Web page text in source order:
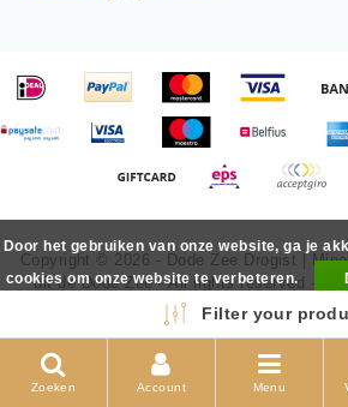
Copyright © 2026 - Dode Zee Drogist |
uit de Dode Zee - All rights reserved -
Filter your
Zoeken Account Menu
Door het gebruiken van onze website, ga je
cookies om onze website te verbeteren.
Meer over cookies